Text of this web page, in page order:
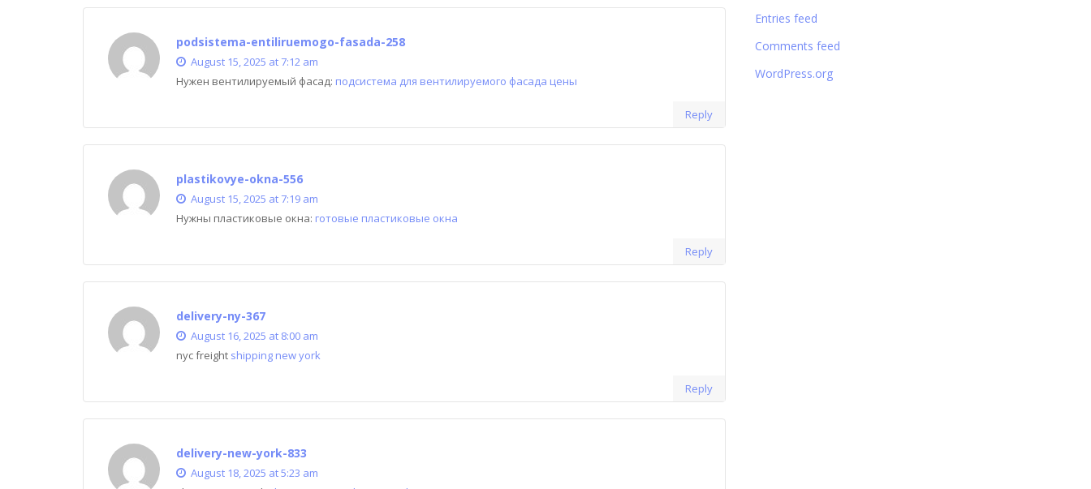
podsistema-entiliruemogo-fasada-258
August 15, 2025 at 7:12 am
Нужен вентилируемый фасад: подсистема для вентилируемого фасада цены
Reply
plastikovye-okna-556
August 15, 2025 at 7:19 am
Нужны пластиковые окна: готовые пластиковые окна
Reply
delivery-ny-367
August 16, 2025 at 8:00 am
nyc freight shipping new york
Reply
delivery-new-york-833
August 18, 2025 at 5:23 am
Entries feed
Comments feed
WordPress.org